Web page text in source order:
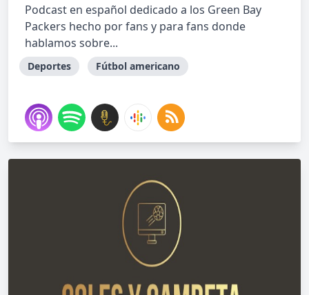
Podcast en español dedicado a los Green Bay
Packers hecho por fans y para fans donde
hablamos sobre...
Deportes Fútbol americano